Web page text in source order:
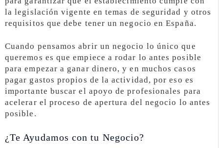
la legislación vigente en temas de seguridad y otros
requisitos que debe tener un negocio en España.
Cuando pensamos abrir un negocio lo único que
queremos es que empiece a rodar lo antes posible
para empezar a ganar dinero, y en muchos casos
pagar gastos propios de la actividad, por eso es
importante buscar el apoyo de profesionales para
acelerar el proceso de apertura del negocio lo antes
posible.
¿Te Ayudamos con tu Negocio?